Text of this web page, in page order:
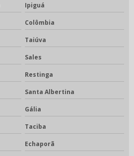
Ipiguá
Colômbia
Taiúva
Sales
Restinga
Santa Albertina
Gália
Taciba
Echaporã